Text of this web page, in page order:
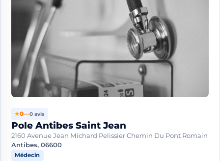
★0—0 avis
Pole Antibes Saint Jean
2160 Avenue Jean Michard Pelissier Chemin Du Pont Romain
Antibes, 06600
Médecin